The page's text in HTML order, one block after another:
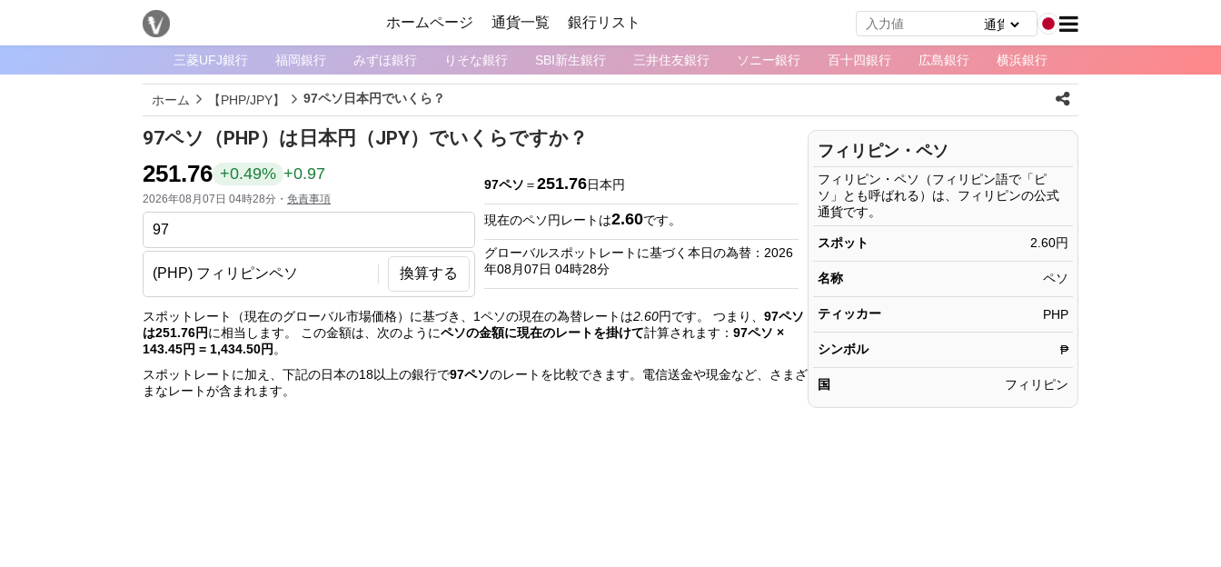
ホームページ 通貨一覧 銀行リスト
三菱UFJ銀行 福岡銀行 みずほ銀行 りそな銀行 SBI新生銀行 三井住友銀行 ソニー銀行 百十四銀行 広島銀行 横浜銀行
ホーム 【PHP/JPY】 97ペソ日本円でいくら？
97ペソ（PHP）は日本円（JPY）でいくらですか？
251.76 +0.49% +0.97
2026年08月07日 04時28分・ 免責事項
換算する
97ペソ ＝251.76日本円
現在のペソ円レートは2.60です。
グローバルスポットレートに基づく本日の為替：2026
年08月07日 04時28分
スポットレート（現在のグローバル市場価格）に基づき、1ペソの現在の為替レートは2.60円です。 つまり、 97ペソ
は251.76円に相当します。 この金額は、次のようにペソの金額に現在のレートを掛けて計算されます： 97ペソ ×
143.45円 = 1,434.50円 。
スポットレートに加え、下記の日本の18以上の銀行で97ペソのレートを比較できます。電信送金や現金など、さまざ
まなレートが含まれます。
フィリピン・ペソ
フィリピン・ペソ（フィリピン語で「ピ
ソ」とも呼ばれる）は、フィリピンの公式
通貨です。
スポット 2.60円
名称 ペソ
ティッカー PHP
シンボル ₱
国 フィリピン